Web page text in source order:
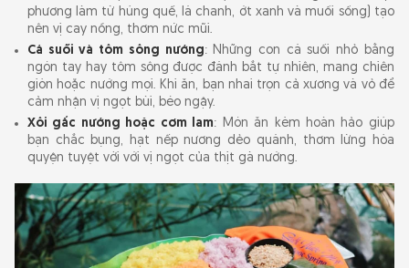
phương làm từ húng quế, lá chanh, ớt xanh và muối sống) tạo
nên vị cay nồng, thơm nức mũi.
Cá suối và tôm sông nướng: Những con cá suối nhỏ bằng
ngón tay hay tôm sông được đánh bắt tự nhiên, mang chiên
giòn hoặc nướng mọi. Khi ăn, bạn nhai trọn cả xương và vỏ để
cảm nhận vị ngọt bùi, béo ngậy.
Xôi gấc nướng hoặc cơm lam: Món ăn kèm hoàn hảo giúp
bạn chắc bụng, hạt nếp nương dẻo quánh, thơm lừng hòa
quyện tuyệt vời với vị ngọt của thịt gà nướng.